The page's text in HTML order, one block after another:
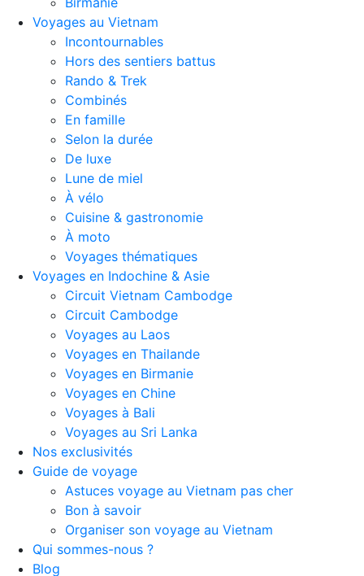
Voyages au Vietnam
Incontournables
Hors des sentiers battus
Rando & Trek
Combinés
En famille
Selon la durée
De luxe
Lune de miel
À vélo
Cuisine & gastronomie
À moto
Voyages thématiques
Voyages en Indochine & Asie
Circuit Vietnam Cambodge
Circuit Cambodge
Voyages au Laos
Voyages en Thailande
Voyages en Birmanie
Voyages en Chine
Voyages à Bali
Voyages au Sri Lanka
Nos exclusivités
Guide de voyage
Astuces voyage au Vietnam pas cher
Bon à savoir
Organiser son voyage au Vietnam
Qui sommes-nous ?
Blog